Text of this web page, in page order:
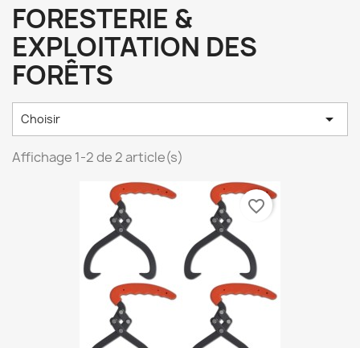
FORESTERIE &
EXPLOITATION DES
FORÊTS
Choisir 
Affichage 1-2 de 2 article(s)
favorite_border